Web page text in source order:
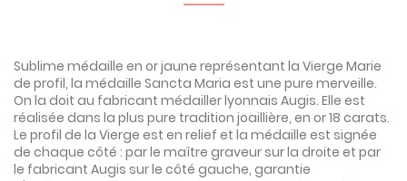
Sublime médaille en or jaune représentant la Vierge Marie
de profil, la médaille Sancta Maria est une pure merveille.
On la doit au fabricant médailler lyonnais Augis. Elle est
réalisée dans la plus pure tradition joaillière, en or 18 carats.
Le profil de la Vierge est en relief et la médaille est signée
de chaque côté : par le maître graveur sur la droite et par
le fabricant Augis sur le côté gauche, garantie